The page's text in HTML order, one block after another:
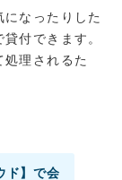
なったりした
付できます。
理されるた
ド】で会